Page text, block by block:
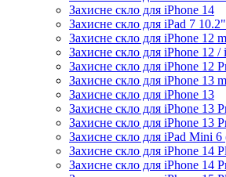
Захисне скло для iPhone 14
Захисне скло для iPad 7
Захисне скло для iPhone 12
Захисне скло для iPhone 12 /
Захисне скло для iPhone 12
Захисне скло для iPhone 13
Захисне скло для iPhone 13
Захисне скло для iPhone 13
Захисне скло для iPhone 13
Захисне скло для iPad Mini 6
Захисне скло для iPhone 14
Захисне скло для iPhone 14